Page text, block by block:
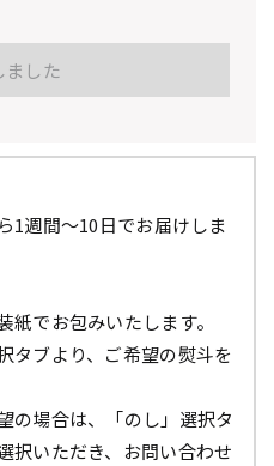
ました
1週間～10日でお届けしま
紙でお包みいたします。
タブより、ご希望の熨斗を
の場合は、「のし」選択タ
択いただき、お問い合わせ